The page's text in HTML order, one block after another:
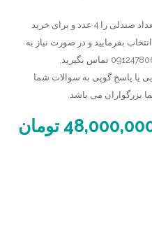
برای خرید سرویس 4 نفره از کادر پایین تعداد صندلی را 4 عدد و برای خرید
تعداد صندلی را 6 عددی انتخاب بفرمایید و در صورت نیاز به
یا پاسخ گویی به سوالات شما
تومان